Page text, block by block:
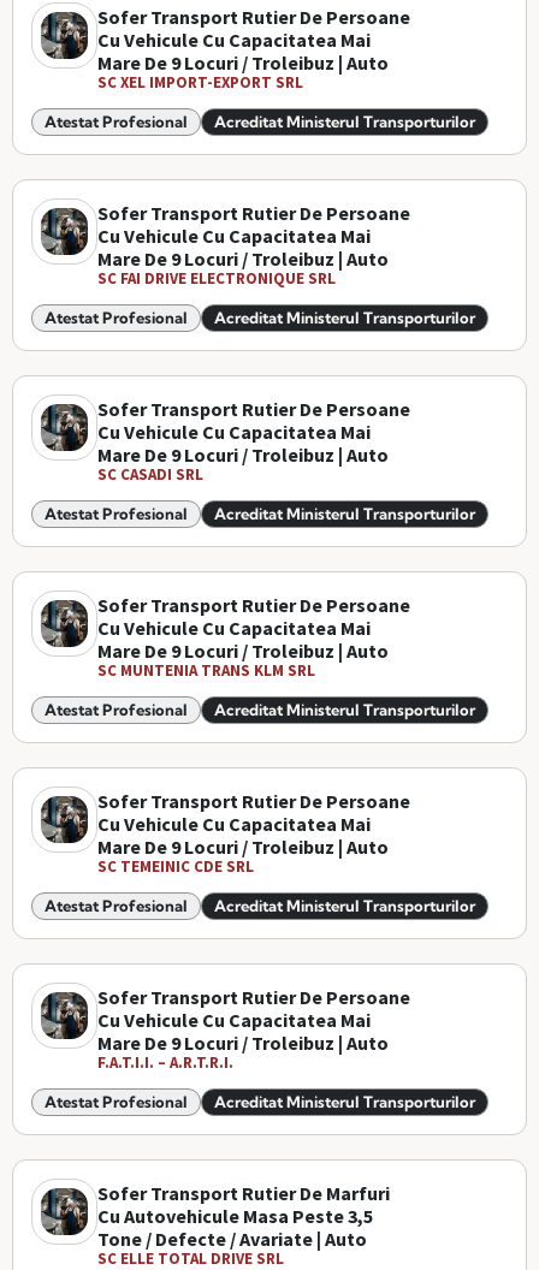
Sofer Transport Rutier De Persoane
Cu Vehicule Cu Capacitatea Mai
Mare De 9 Locuri / Troleibuz | Auto
SC XEL IMPORT-EXPORT SRL
Atestat Profesional Acreditat Ministerul Transporturilor
Sofer Transport Rutier De Persoane
Cu Vehicule Cu Capacitatea Mai
Mare De 9 Locuri / Troleibuz | Auto
SC FAI DRIVE ELECTRONIQUE SRL
Atestat Profesional Acreditat Ministerul Transporturilor
Sofer Transport Rutier De Persoane
Cu Vehicule Cu Capacitatea Mai
Mare De 9 Locuri / Troleibuz | Auto
SC CASADI SRL
Atestat Profesional Acreditat Ministerul Transporturilor
Sofer Transport Rutier De Persoane
Cu Vehicule Cu Capacitatea Mai
Mare De 9 Locuri / Troleibuz | Auto
SC MUNTENIA TRANS KLM SRL
Atestat Profesional Acreditat Ministerul Transporturilor
Sofer Transport Rutier De Persoane
Cu Vehicule Cu Capacitatea Mai
Mare De 9 Locuri / Troleibuz | Auto
SC TEMEINIC CDE SRL
Atestat Profesional Acreditat Ministerul Transporturilor
Sofer Transport Rutier De Persoane
Cu Vehicule Cu Capacitatea Mai
Mare De 9 Locuri / Troleibuz | Auto
F.A.T.I.I. – A.R.T.R.I.
Atestat Profesional Acreditat Ministerul Transporturilor
Sofer Transport Rutier De Marfuri
Cu Autovehicule Masa Peste 3,5
Tone / Defecte / Avariate | Auto
SC ELLE TOTAL DRIVE SRL